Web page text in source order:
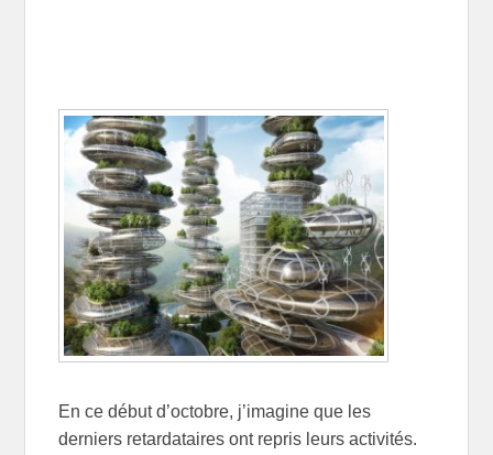
En ce début d’octobre, j’imagine que les
derniers retardataires ont repris leurs activités.